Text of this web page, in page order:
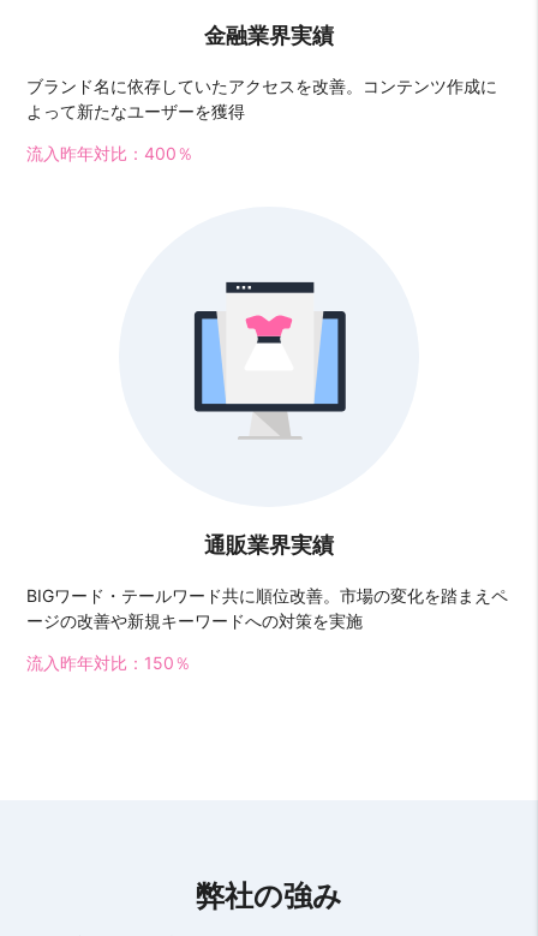
金融業界実績
ブランド名に依存していたアクセスを改善。コンテンツ作成に
よって新たなユーザーを獲得
流入昨年対比：400％
通販業界実績
BIGワード・テールワード共に順位改善。市場の変化を踏まえペ
ージの改善や新規キーワードへの対策を実施
流入昨年対比：150％
弊社の強み